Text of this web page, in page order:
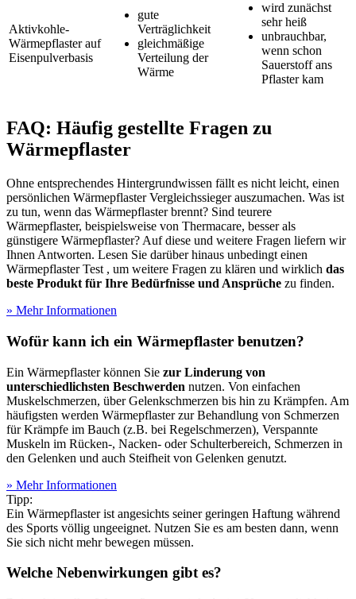
Aktivkohle-
Wärmepflaster auf
Eisenpulverbasis
gute
Verträglichkeit
gleichmäßige
Verteilung der
Wärme
wird zunächst
sehr heiß
unbrauchbar,
wenn schon
Sauerstoff ans
Pflaster kam
FAQ: Häufig gestellte Fragen zu
Wärmepflaster
Ohne entsprechendes Hintergrundwissen fällt es nicht leicht, einen
persönlichen Wärmepflaster Vergleichssieger auszumachen. Was ist
zu tun, wenn das Wärmepflaster brennt? Sind teurere
Wärmepflaster, beispielsweise von Thermacare, besser als
günstigere Wärmepflaster? Auf diese und weitere Fragen liefern wir
Ihnen Antworten. Lesen Sie darüber hinaus unbedingt einen
Wärmepflaster Test , um weitere Fragen zu klären und wirklich das
beste Produkt für Ihre Bedürfnisse und Ansprüche zu finden.
» Mehr Informationen
Wofür kann ich ein Wärmepflaster benutzen?
Ein Wärmepflaster können Sie zur Linderung von
unterschiedlichsten Beschwerden nutzen. Von einfachen
Muskelschmerzen, über Gelenkschmerzen bis hin zu Krämpfen. Am
häufigsten werden Wärmepflaster zur Behandlung von Schmerzen
für Krämpfe im Bauch (z.B. bei Regelschmerzen), Verspannte
Muskeln im Rücken-, Nacken- oder Schulterbereich, Schmerzen in
den Gelenken und auch Steifheit von Gelenken genutzt.
» Mehr Informationen
Tipp:
Ein Wärmepflaster ist angesichts seiner geringen Haftung während
des Sports völlig ungeeignet. Nutzen Sie es am besten dann, wenn
Sie sich nicht mehr bewegen müssen.
Welche Nebenwirkungen gibt es?